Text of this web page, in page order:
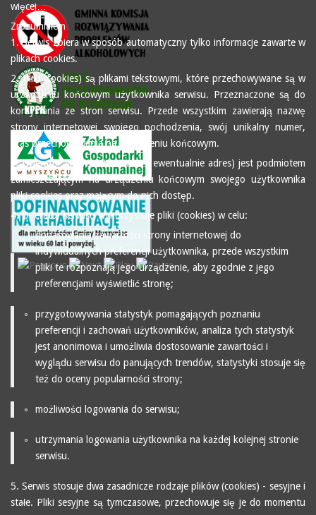
więcej…
Zrozumiałem
1. Serwis zbiera w sposób automatyczny tylko informacje zawarte w
plikach cookies.
2. Pliki (cookies) są plikami tekstowymi, które przechowywane są w
urządzeniu końcowym użytkownika serwisu. Przeznaczone są do
korzystania ze stron serwisu. Przede wszystkim zawierają nazwę
strony internetowej swojego pochodzenia, swój unikalny numer,
czas przechowywania na urządzeniu końcowym.
3. Operator serwisu (tu nazwa i ewentualnie adres) jest podmiotem
zamieszczającym na urządzeniu końcowym swojego użytkownika
pliki cookies oraz mającym do nich dostęp.
4. Operator serwisu wykorzystuje pliki (cookies) w celu:
dopasowania zawartości strony internetowej do
indywidualnych preferencji użytkownika, przede wszystkim
pliki te rozpoznają jego urządzenie, aby zgodnie z jego
preferencjami wyświetlić stronę;
przygotowywania statystyk pomagających poznaniu
preferencji i zachowań użytkowników, analiza tych statystyk
jest anonimowa i umożliwia dostosowanie zawartości i
wyglądu serwisu do panujących trendów, statystyki stosuje się
też do oceny popularności strony;
możliwości logowania do serwisu;
utrzymania logowania użytkownika na każdej kolejnej stronie
serwisu.
5. Serwis stosuje dwa zasadnicze rodzaje plików (cookies) - sesyjne i
stałe. Pliki sesyjne są tymczasowe, przechowuje się je do momentu